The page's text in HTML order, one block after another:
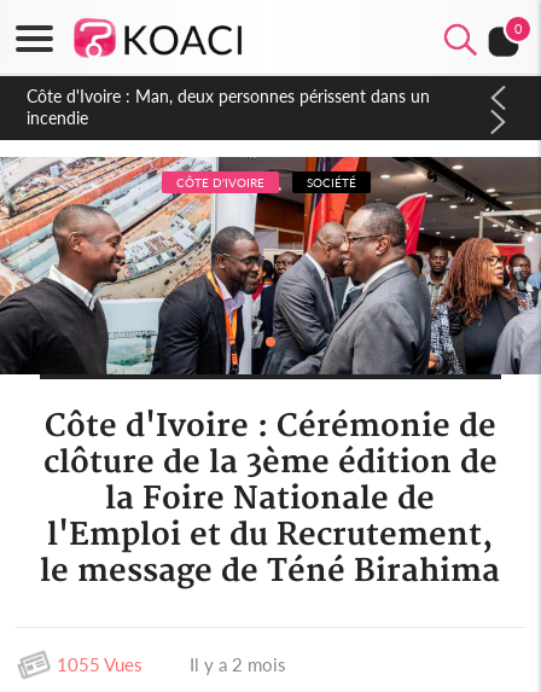
0
Côte d'Ivoire : Séileu, la célébration de la fête nationale
transformée en vaste campagne contre les produits
dépigmentants dangereux
CÔTE D'IVOIRE SOCIÉTÉ
Côte d'Ivoire : Cérémonie de
clôture de la 3ème édition de
la Foire Nationale de
l'Emploi et du Recrutement,
le message de Téné Birahima
1055 Vues Il y a 2 mois